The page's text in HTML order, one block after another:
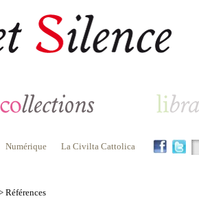
Numérique La Civilta Cattolica
Références